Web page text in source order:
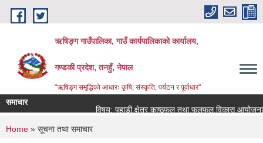
Skip to main content
ऋषिङ्ग गाउँपालिका, गाउँ कार्यपालिकाको कार्यालय,
गण्डकी प्रदेश, तनहुँ, नेपाल
"ऋषिङ्ग समृद्धिको आधारः कृषि, संस्कृति, पर्यटन र पूर्वाधार"
समाचार
विषय: पहाडी क्षेत्र काष्ठफल तथा फलफूल विकास
You are here
Home » सूचना तथा समाचार